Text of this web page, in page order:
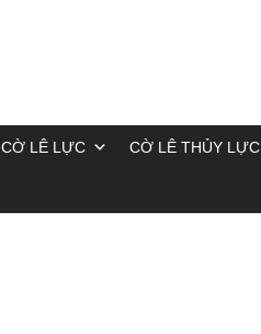
CỜ LÊ LỰC CỜ LÊ THỦY LỰC